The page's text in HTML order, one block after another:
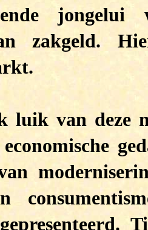
jongelui
zakgeld.
luik van deze